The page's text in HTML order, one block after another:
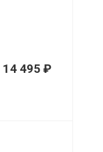
14 495 ₽